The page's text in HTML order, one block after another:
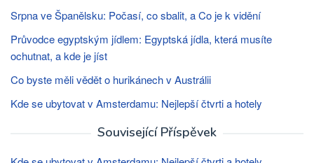
Srpna ve Španělsku: Počasí, co sbalit, a Co je k vidění
Průvodce egyptským jídlem: Egyptská jídla, která musíte
ochutnat, a kde je jíst
Co byste měli vědět o hurikánech v Austrálii
Kde se ubytovat v Amsterdamu: Nejlepší čtvrti a hotely
Související Příspěvek